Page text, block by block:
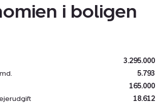
i boligen
3.295.000
5.793
165.000
18.612